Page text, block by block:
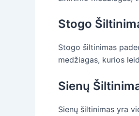
Stogo
Stogo šiltinimas
medžiagas, kurios
Sienų
Sienų šiltinimas yra